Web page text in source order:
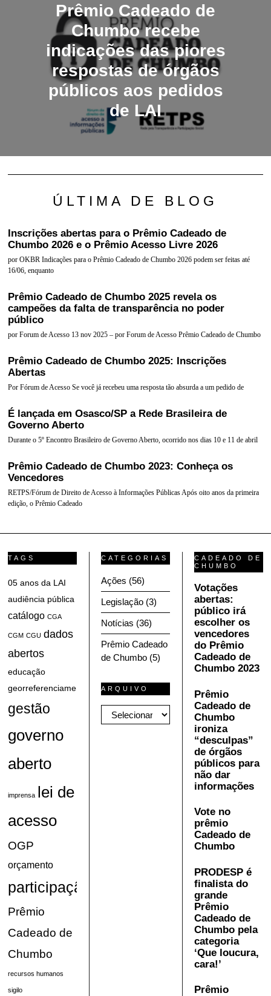
Prêmio Cadeado de
Chumbo recebe
indicações das piores
respostas de órgãos
públicos aos pedidos
de LAI
ÚLTIMA DE BLOG
Inscrições abertas para o Prêmio Cadeado de
Chumbo 2026 e o Prêmio Acesso Livre 2026
por OKBR Indicações para o Prêmio Cadeado de Chumbo 2026 podem ser feitas até
16/06, enquanto
Prêmio Cadeado de Chumbo 2025 revela os
campeões da falta de transparência no poder
público
por Forum de Acesso 13 nov 2025 – por Forum de Acesso Prêmio Cadeado de Chumbo
Prêmio Cadeado de Chumbo 2025: Inscrições
Abertas
Por Fórum de Acesso Se você já recebeu uma resposta tão absurda a um pedido de
É lançada em Osasco/SP a Rede Brasileira de
Governo Aberto
Durante o 5º Encontro Brasileiro de Governo Aberto, ocorrido nos dias 10 e 11 de abril
Prêmio Cadeado de Chumbo 2023: Conheça os
Vencedores
RETPS/Fórum de Direito de Acesso à Informações Públicas Após oito anos da primeira
edição, o Prêmio Cadeado
TAGS
05 anos da LAI
audiência pública
catálogo CGA
CGM CGU dados
abertos
educação
georreferenciamento
gestão
governo
aberto
imprensa lei de
acesso
OGP
orçamento
participação
Prêmio
Cadeado de
Chumbo
recursos humanos
sigilo
CATEGORIAS
Ações (56)
Legislação (3)
Notícias (36)
Prêmio Cadeado
de Chumbo (5)
ARQUIVO
Arquivo
CADEADO DE
CHUMBO
Votações
abertas:
público irá
escolher os
vencedores
do Prêmio
Cadeado de
Chumbo 2023
Prêmio
Cadeado de
Chumbo
ironiza
“desculpas”
de órgãos
públicos para
não dar
informações
Vote no
prêmio
Cadeado de
Chumbo
PRODESP é
finalista do
grande
Prêmio
Cadeado de
Chumbo pela
categoria
‘Que loucura,
cara!’
Prêmio